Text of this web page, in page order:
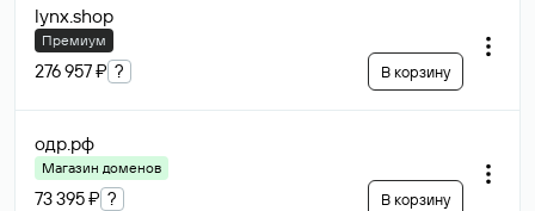
lynx.shop
Премиум
276 957 ₽ ? В корзину
одр.рф
Магазин доменов
73 395 ₽ ? В корзину